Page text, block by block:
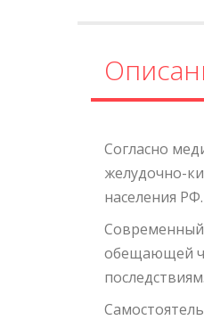
Согласно
желудочно-
населения РФ.
обещающей
последствиям.